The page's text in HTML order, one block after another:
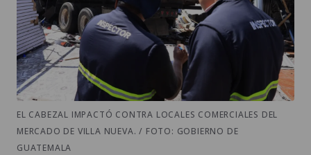
EL CABEZAL IMPACTÓ CONTRA LOCALES COMERCIALES DEL
MERCADO DE VILLA NUEVA. / FOTO: GOBIERNO DE
GUATEMALA